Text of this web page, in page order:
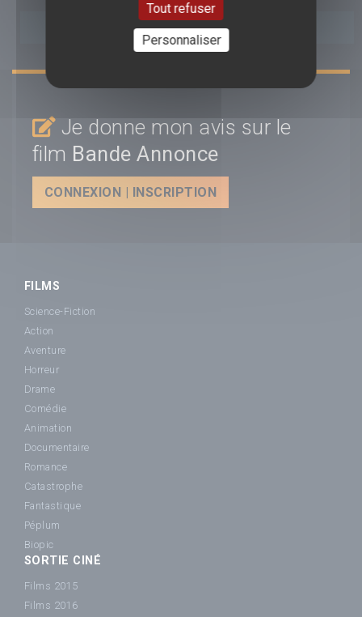
Je donne mon avis sur le
film Bande Annonce
CONNEXION | INSCRIPTION
FILMS
Science-Fiction
Action
Aventure
Horreur
Drame
Comédie
Animation
Documentaire
Romance
Catastrophe
Fantastique
Péplum
Biopic
SORTIE CINÉ
Films 2015
Films 2016
Tout refuser
Personnaliser